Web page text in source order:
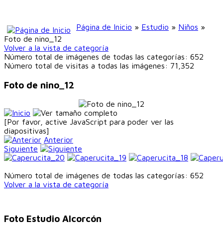
Página de Inicio » Estudio » Niños »
Foto de nino_12
Volver a la vista de categoría
Número total de imágenes de todas las categorías: 652
Número total de visitas a todas las imágenes: 71,352
Foto de nino_12
[Por favor, active JavaScript para poder ver las
diapositivas]
Anterior
Siguiente
Número total de imágenes de todas las categorías: 652
Volver a la vista de categoría
Foto Estudio Alcorcón